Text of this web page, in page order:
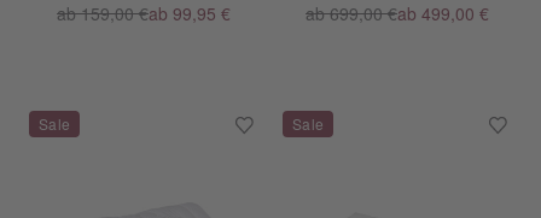
ab 159,00 €ab 99,95 €
ab 699,00 €ab 499,00 €